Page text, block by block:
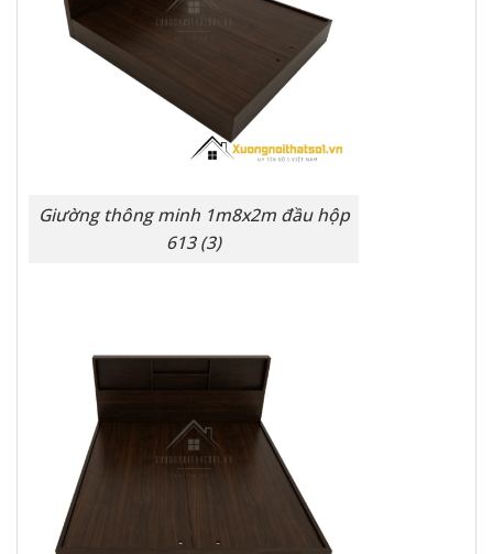
Giường thông minh 1m8x2m đầu hộp
613 (3)